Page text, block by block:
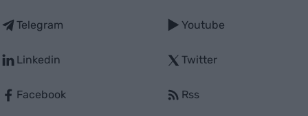
Telegram
Linkedin
Facebook
Youtube
Twitter
Rss